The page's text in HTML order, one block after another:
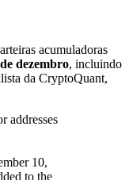
acumuladoras
dezembro, incluindo
da CryptoQuant,
addresses
10,
to the